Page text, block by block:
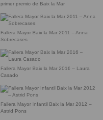
primer premio de Baix la Mar
Fallera Mayor Baix la Mar 2011 – Anna
Sobrecases
Fallera Mayor Baix la Mar 2016 – Laura
Casado
Fallera Mayor Infantil Baix la Mar 2012 –
Astrid Pons